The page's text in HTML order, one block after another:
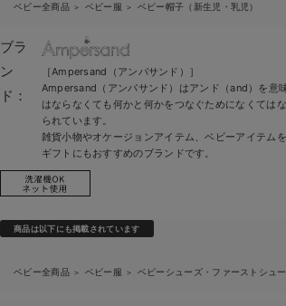
ベビー全商品 ＞ ベビー服 ＞ ベビー帽子（新生児・乳児）
ブラ
ン
ド：
［Ampersand（アンパサンド）］
Ampersand（アンパサンド）はアンド（and）を意
はならなくても何かと何かをつなぐためになくては
られています。
雑貨小物やオケージョンアイテム、ベビーアイテムを
ギフトにもおすすめのブランドです。
商品は以下にも掲載されています
ベビー全商品 ＞ ベビー服 ＞ ベビーシューズ・ファーストシュ